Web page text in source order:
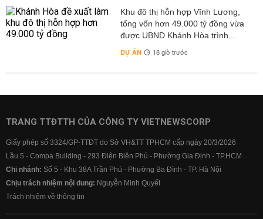
Khu đô thị hỗn hợp Vĩnh Lương,
tổng vốn hơn 49.000 tỷ đồng vừa
được UBND Khánh Hòa trình...
DỰ ÁN 18 giờ trước
TRANG TTĐTTH CỦA CÔNG TY VIETNEWSCORP
Giấy phép số 3324/GP-TTĐT do Sở VH&TT TPHCM cấp ngày 20/3/2026
Lầu 5 - Compa Building - 293 Điện Biên Phủ - Phường Gia Định - TP.HCM
Chi nhánh: Số 5 - Khu 38A Trần Phú - Phường Ba Đình - TP. Hà Nội
Chịu trách nhiệm nội dung: Nguyễn Minh Quyết
Trách nhiệm về thông tin